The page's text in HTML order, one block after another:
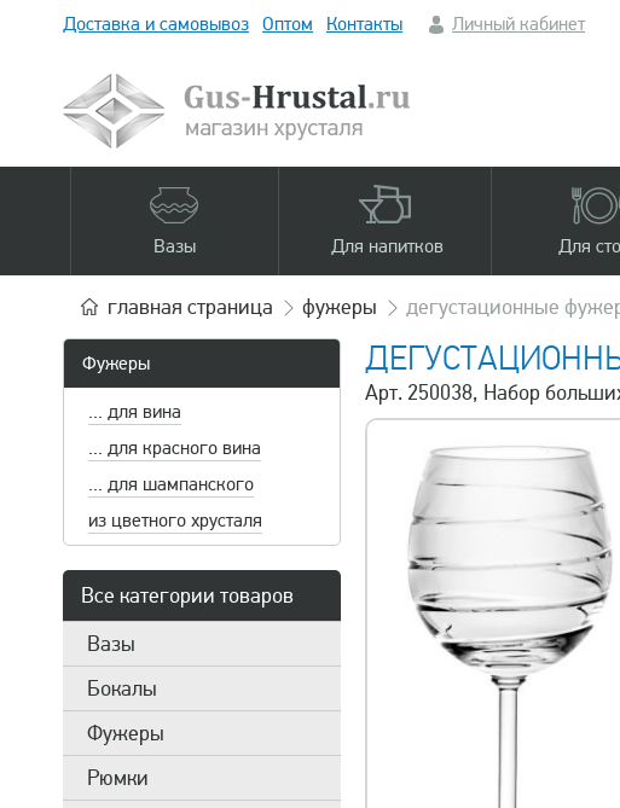
Доставка и самовывоз Оптом Контакты Личный кабинет
Вазы Для напитков Для
главная страница фужеры дегустационные
Фужеры
... для вина
... для красного вина
... для шампанского
из цветного хрусталя
Все категории товаров
Вазы
Бокалы
Фужеры
Рюмки
Арт. 250038, Набор